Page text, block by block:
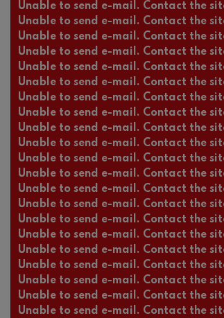
Unable to send e-mail. Contact the
Unable to send e-mail. Contact the
Unable to send e-mail. Contact the
Unable to send e-mail. Contact the
Unable to send e-mail. Contact the
Unable to send e-mail. Contact the
Unable to send e-mail. Contact the
Unable to send e-mail. Contact the
Unable to send e-mail. Contact the
Unable to send e-mail. Contact the
Unable to send e-mail. Contact the
Unable to send e-mail. Contact the
Unable to send e-mail. Contact the
Unable to send e-mail. Contact the
Unable to send e-mail. Contact the
Unable to send e-mail. Contact the
Unable to send e-mail. Contact the
Unable to send e-mail. Contact the
Unable to send e-mail. Contact the
Unable to send e-mail. Contact the
Unable to send e-mail. Contact the